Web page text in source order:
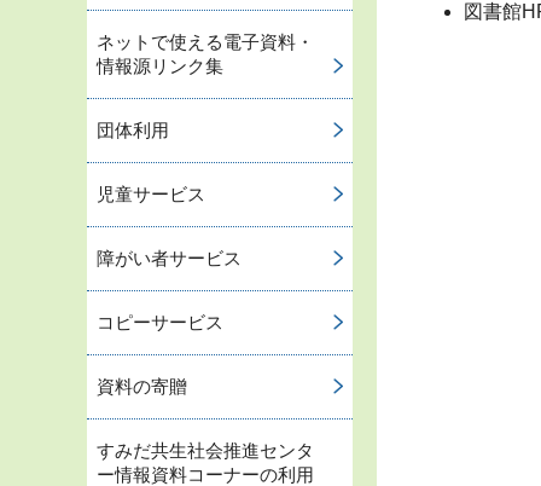
図書館
ネットで使える電子資料・
情報源リンク集
団体利用
児童サービス
障がい者サービス
コピーサービス
資料の寄贈
すみだ共生社会推進センタ
ー情報資料コーナーの利用